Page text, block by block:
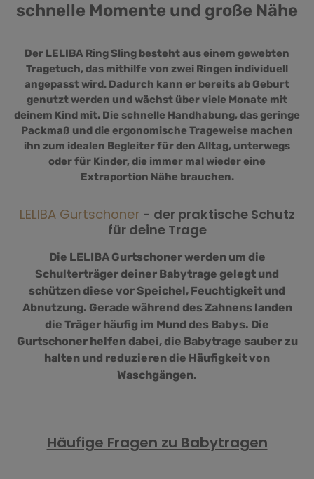
schnelle Momente und große Nähe
Der LELIBA Ring Sling besteht aus einem gewebten
Tragetuch, das mithilfe von zwei Ringen individuell
angepasst wird. Dadurch kann er bereits ab Geburt
genutzt werden und wächst über viele Monate mit
deinem Kind mit. Die schnelle Handhabung, das geringe
Packmaß und die ergonomische Trageweise machen
ihn zum idealen Begleiter für den Alltag, unterwegs
oder für Kinder, die immer mal wieder eine
Extraportion Nähe brauchen.
LELIBA Gurtschoner - der praktische Schutz
für deine Trage
Die LELIBA Gurtschoner werden um die
Schulterträger deiner Babytrage gelegt und
schützen diese vor Speichel, Feuchtigkeit und
Abnutzung. Gerade während des Zahnens landen
die Träger häufig im Mund des Babys. Die
Gurtschoner helfen dabei, die Babytrage sauber zu
halten und reduzieren die Häufigkeit von
Waschgängen.
Häufige Fragen zu Babytragen